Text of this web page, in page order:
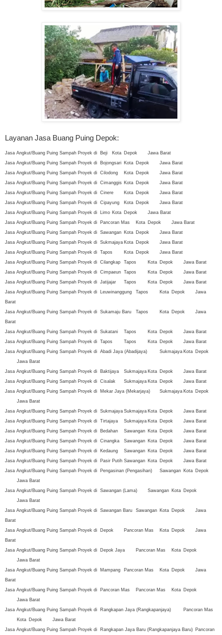
Layanan Jasa Buang Puing Depok:
Jasa Angkut/Buang Puing Sampah Proyek di Beji Kota Depok
Jawa Barat
Jasa Angkut/Buang Puing Sampah Proyek di
Bojongsari Kota Depok
Jawa Barat
Jasa Angkut/Buang Puing Sampah Proyek di Cilodong Kota Depok
Jawa Barat
Jasa Angkut/Buang Puing Sampah Proyek di Cimanggis Kota Depok
Jawa Barat
Jasa Angkut/Buang Puing Sampah Proyek di Cinere Kota Depok
Jawa Barat
Jasa Angkut/Buang Puing Sampah Proyek di Cipayung Kota Depok
Jawa Barat
Jasa Angkut/Buang Puing Sampah Proyek di
Limo Kota Depok
Jawa Barat
Jasa Angkut/Buang Puing Sampah Proyek di
Pancoran Mas Kota Depok
Jawa Barat
Jasa Angkut/Buang Puing Sampah Proyek di Sawangan Kota Depok
Jawa Barat
Jasa Angkut/Buang Puing Sampah Proyek di Sukmajaya Kota Depok
Jawa Barat
Jasa Angkut/Buang Puing Sampah Proyek di Tapos Kota Depok
Jawa Barat
Jasa Angkut/Buang Puing Sampah Proyek di Cilangkap Tapos Kota Depok
Jawa Barat
Jasa Angkut/Buang Puing Sampah Proyek di Cimpaeun Tapos Kota Depok
Jawa Barat
Jasa Angkut/Buang Puing Sampah Proyek di Jatijajar Tapos Kota Depok
Jawa Barat
Jasa Angkut/Buang Puing Sampah Proyek di
Leuwinanggung Tapos Kota Depok
Jawa
Barat
Jasa Angkut/Buang Puing Sampah Proyek di Sukamaju Baru Tapos Kota Depok
Jawa
Barat
Jasa Angkut/Buang Puing Sampah Proyek di Sukatani Tapos Kota Depok
Jawa Barat
Jasa Angkut/Buang Puing Sampah Proyek di Tapos Tapos Kota Depok
Jawa Barat
Jasa Angkut/Buang Puing Sampah Proyek di Abadi Jaya (Abadijaya) Sukmajaya Kota Depok
Jawa Barat
Jasa Angkut/Buang Puing Sampah Proyek di
Baktijaya Sukmajaya Kota Depok
Jawa Barat
Jasa Angkut/Buang Puing Sampah Proyek di Cisalak Sukmajaya Kota Depok
Jawa Barat
Jasa Angkut/Buang Puing Sampah Proyek di
Mekar Jaya (Mekarjaya) Sukmajaya Kota Depok
Jawa Barat
Jasa Angkut/Buang Puing Sampah Proyek di Sukmajaya Sukmajaya Kota Depok
Jawa Barat
Jasa Angkut/Buang Puing Sampah Proyek di Tirtajaya Sukmajaya Kota Depok
Jawa Barat
Jasa Angkut/Buang Puing Sampah Proyek di
Bedahan Sawangan Kota Depok
Jawa Barat
Jasa Angkut/Buang Puing Sampah Proyek di Cinangka Sawangan Kota Depok
Jawa Barat
Jasa Angkut/Buang Puing Sampah Proyek di
Kedaung Sawangan Kota Depok
Jawa Barat
Jasa Angkut/Buang Puing Sampah Proyek di
Pasir Putih Sawangan Kota Depok
Jawa Barat
Jasa Angkut/Buang Puing Sampah Proyek di
Pengasinan (Pengasihan) Sawangan Kota Depok
Jawa Barat
Jasa Angkut/Buang Puing Sampah Proyek di Sawangan (Lama) Sawangan Kota Depok
Jawa Barat
Jasa Angkut/Buang Puing Sampah Proyek di Sawangan Baru Sawangan Kota Depok
Jawa
Barat
Jasa Angkut/Buang Puing Sampah Proyek di
Depok Pancoran Mas Kota Depok
Jawa
Barat
Jasa Angkut/Buang Puing Sampah Proyek di
Depok Jaya Pancoran Mas Kota Depok
Jawa Barat
Jasa Angkut/Buang Puing Sampah Proyek di
Mampang Pancoran Mas Kota Depok
Jawa
Barat
Jasa Angkut/Buang Puing Sampah Proyek di
Pancoran Mas Pancoran Mas Kota Depok
Jawa Barat
Jasa Angkut/Buang Puing Sampah Proyek di
Rangkapan Jaya (Rangkapanjaya)
Pancoran Mas
Kota Depok
Jawa Barat
Jasa Angkut/Buang Puing Sampah Proyek di
Rangkapan Jaya Baru (Rangkapanjaya Baru) Pancoran